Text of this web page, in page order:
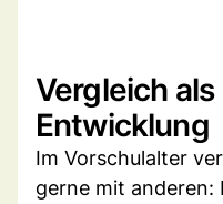
Vergleich
Entwicklung
Im Vorschulalter
gerne mit anderen: